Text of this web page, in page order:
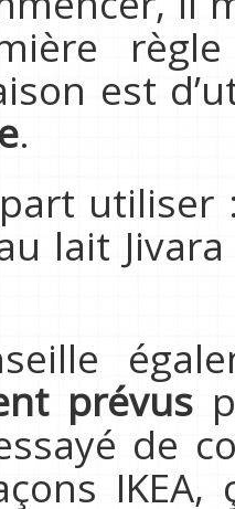
est
.
part
lait
prévus
de